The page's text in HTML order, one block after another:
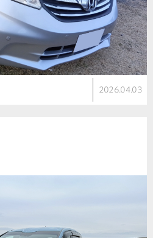
2026.04.03